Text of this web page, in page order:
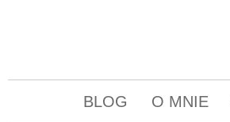
BLOG O MNIE